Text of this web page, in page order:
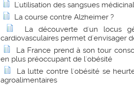
L'utilisation des sangsues
La course contre Alzheimer ?
La découverte d'un locus
cardiovasculaires permet d'envisager
La France prend à son tour
en plus préoccupant de l'obésité
La lutte contre l'obésité se
agroalimentaires